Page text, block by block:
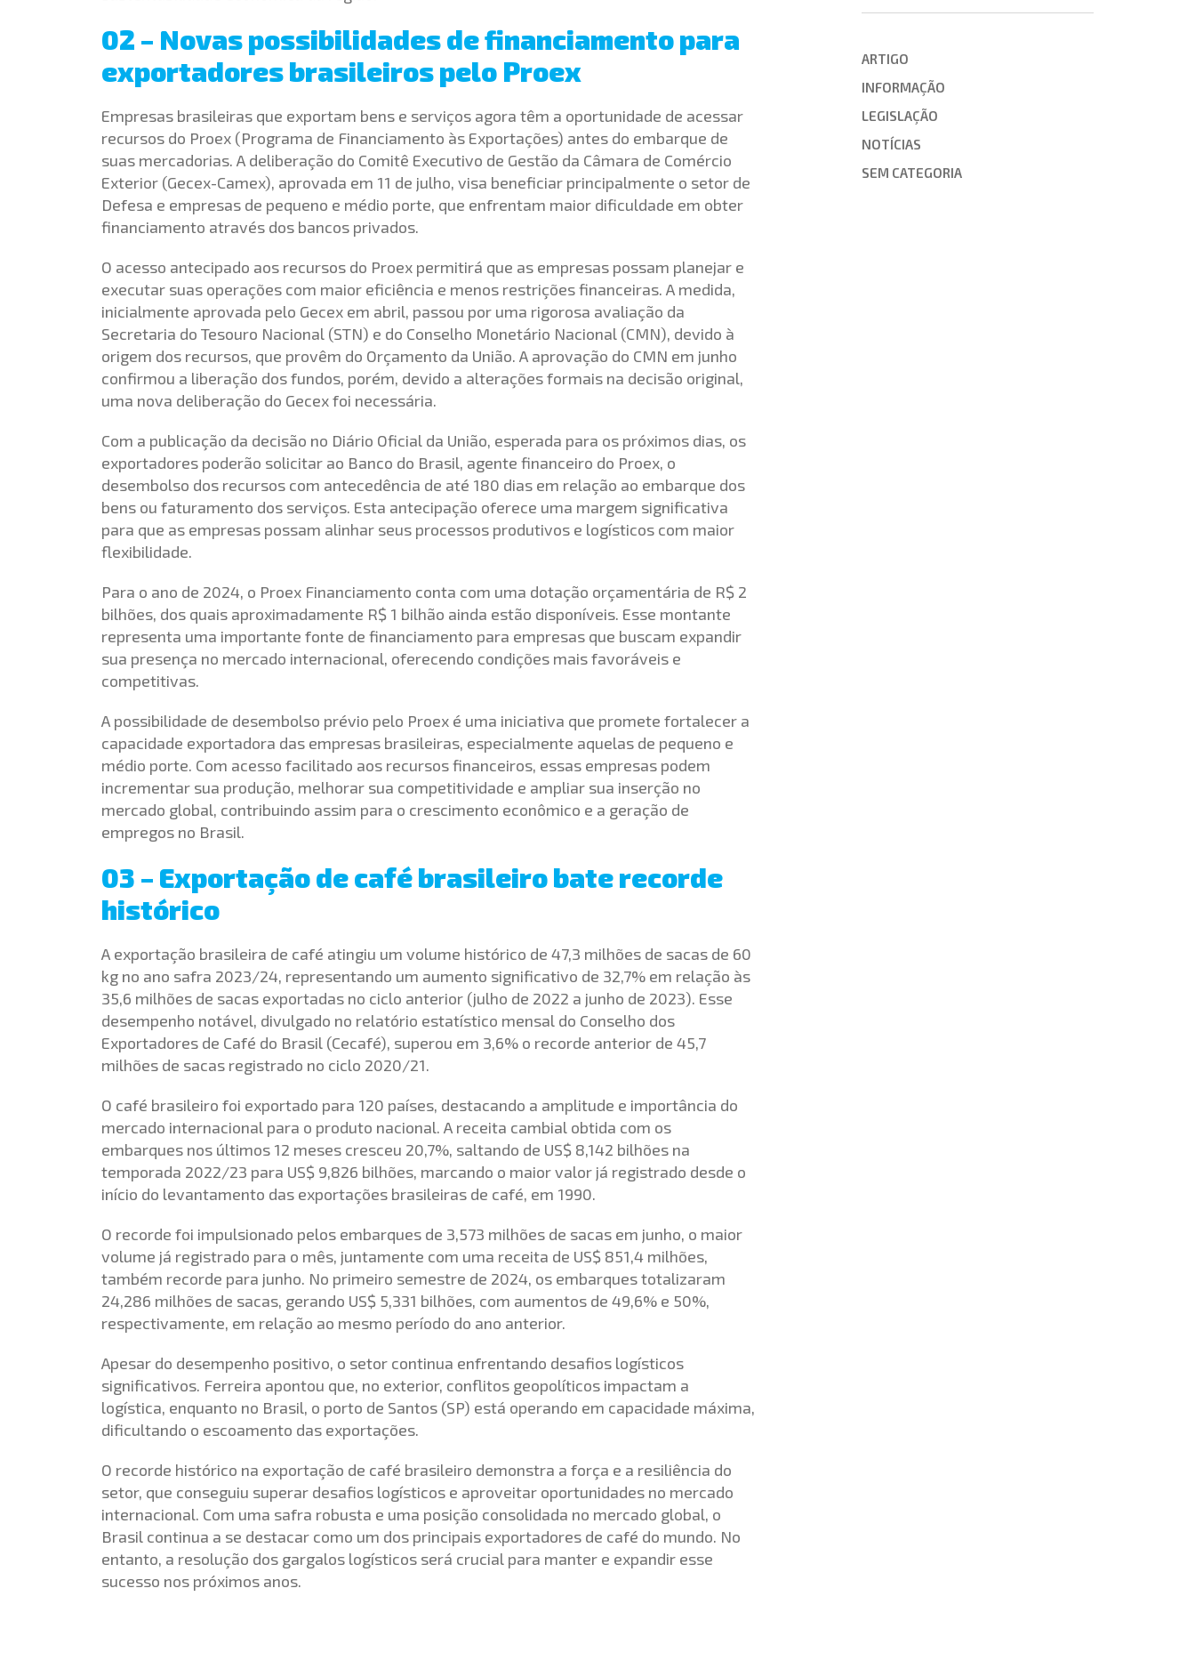
02 – Novas possibilidades de financiamento para
exportadores brasileiros pelo Proex
Empresas brasileiras que exportam bens e serviços agora têm a oportunidade de acessar
recursos do Proex (Programa de Financiamento às Exportações) antes do embarque de
suas mercadorias. A deliberação do Comitê Executivo de Gestão da Câmara de Comércio
Exterior (Gecex-Camex), aprovada em 11 de julho, visa beneficiar principalmente o setor de
Defesa e empresas de pequeno e médio porte, que enfrentam maior dificuldade em obter
financiamento através dos bancos privados.
O acesso antecipado aos recursos do Proex permitirá que as empresas possam planejar e
executar suas operações com maior eficiência e menos restrições financeiras. A medida,
inicialmente aprovada pelo Gecex em abril, passou por uma rigorosa avaliação da
Secretaria do Tesouro Nacional (STN) e do Conselho Monetário Nacional (CMN), devido à
origem dos recursos, que provêm do Orçamento da União. A aprovação do CMN em junho
confirmou a liberação dos fundos, porém, devido a alterações formais na decisão original,
uma nova deliberação do Gecex foi necessária.
Com a publicação da decisão no Diário Oficial da União, esperada para os próximos dias, os
exportadores poderão solicitar ao Banco do Brasil, agente financeiro do Proex, o
desembolso dos recursos com antecedência de até 180 dias em relação ao embarque dos
bens ou faturamento dos serviços. Esta antecipação oferece uma margem significativa
para que as empresas possam alinhar seus processos produtivos e logísticos com maior
flexibilidade.
Para o ano de 2024, o Proex Financiamento conta com uma dotação orçamentária de R$ 2
bilhões, dos quais aproximadamente R$ 1 bilhão ainda estão disponíveis. Esse montante
representa uma importante fonte de financiamento para empresas que buscam expandir
sua presença no mercado internacional, oferecendo condições mais favoráveis e
competitivas.
A possibilidade de desembolso prévio pelo Proex é uma iniciativa que promete fortalecer a
capacidade exportadora das empresas brasileiras, especialmente aquelas de pequeno e
médio porte. Com acesso facilitado aos recursos financeiros, essas empresas podem
incrementar sua produção, melhorar sua competitividade e ampliar sua inserção no
mercado global, contribuindo assim para o crescimento econômico e a geração de
empregos no Brasil.
03 – Exportação de café brasileiro bate recorde
histórico
A exportação brasileira de café atingiu um volume histórico de 47,3 milhões de sacas de 60
kg no ano safra 2023/24, representando um aumento significativo de 32,7% em relação às
35,6 milhões de sacas exportadas no ciclo anterior (julho de 2022 a junho de 2023). Esse
desempenho notável, divulgado no relatório estatístico mensal do Conselho dos
Exportadores de Café do Brasil (Cecafé), superou em 3,6% o recorde anterior de 45,7
milhões de sacas registrado no ciclo 2020/21.
O café brasileiro foi exportado para 120 países, destacando a amplitude e importância do
mercado internacional para o produto nacional. A receita cambial obtida com os
embarques nos últimos 12 meses cresceu 20,7%, saltando de US$ 8,142 bilhões na
temporada 2022/23 para US$ 9,826 bilhões, marcando o maior valor já registrado desde o
início do levantamento das exportações brasileiras de café, em 1990.
O recorde foi impulsionado pelos embarques de 3,573 milhões de sacas em junho, o maior
volume já registrado para o mês, juntamente com uma receita de US$ 851,4 milhões,
também recorde para junho. No primeiro semestre de 2024, os embarques totalizaram
24,286 milhões de sacas, gerando US$ 5,331 bilhões, com aumentos de 49,6% e 50%,
respectivamente, em relação ao mesmo período do ano anterior.
Apesar do desempenho positivo, o setor continua enfrentando desafios logísticos
significativos. Ferreira apontou que, no exterior, conflitos geopolíticos impactam a
logística, enquanto no Brasil, o porto de Santos (SP) está operando em capacidade máxima,
dificultando o escoamento das exportações.
O recorde histórico na exportação de café brasileiro demonstra a força e a resiliência do
setor, que conseguiu superar desafios logísticos e aproveitar oportunidades no mercado
internacional. Com uma safra robusta e uma posição consolidada no mercado global, o
Brasil continua a se destacar como um dos principais exportadores de café do mundo. No
entanto, a resolução dos gargalos logísticos será crucial para manter e expandir esse
sucesso nos próximos anos.
ARTIGO
INFORMAÇÃO
LEGISLAÇÃO
NOTÍCIAS
SEM CATEGORIA